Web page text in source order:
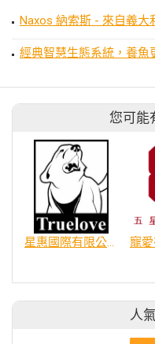
Naxos 納索斯 - 來自義大
經典智慧生態系統，養魚
您可能
星惠國際有限公司
人